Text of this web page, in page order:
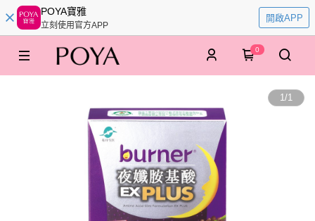
POYA寶雅
立刻使用官方APP
開啟APP
0
1/1